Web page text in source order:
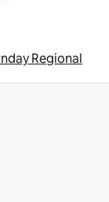
Regional